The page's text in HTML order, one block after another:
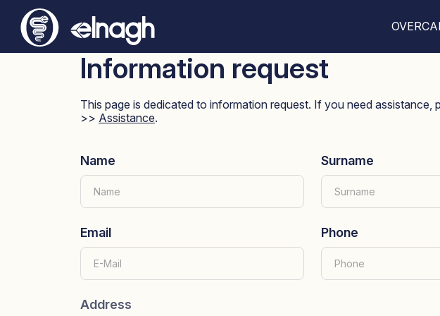
Information request
This page is dedicated to information request. If you need assistance,
>> Assistance.
Name Surname
Email Phone
Address
Address